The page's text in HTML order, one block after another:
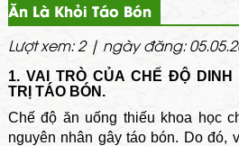
Ăn Là Khỏi Táo Bón
Lượt xem: 2 | ngày đăng:
1. VAI TRÒ CỦA CHẾ ĐỘ DINH
TRỊ TÁO BÓN.
Chế độ ăn uống thiếu khoa học
nguyên nhân gây táo bón. Do đó,